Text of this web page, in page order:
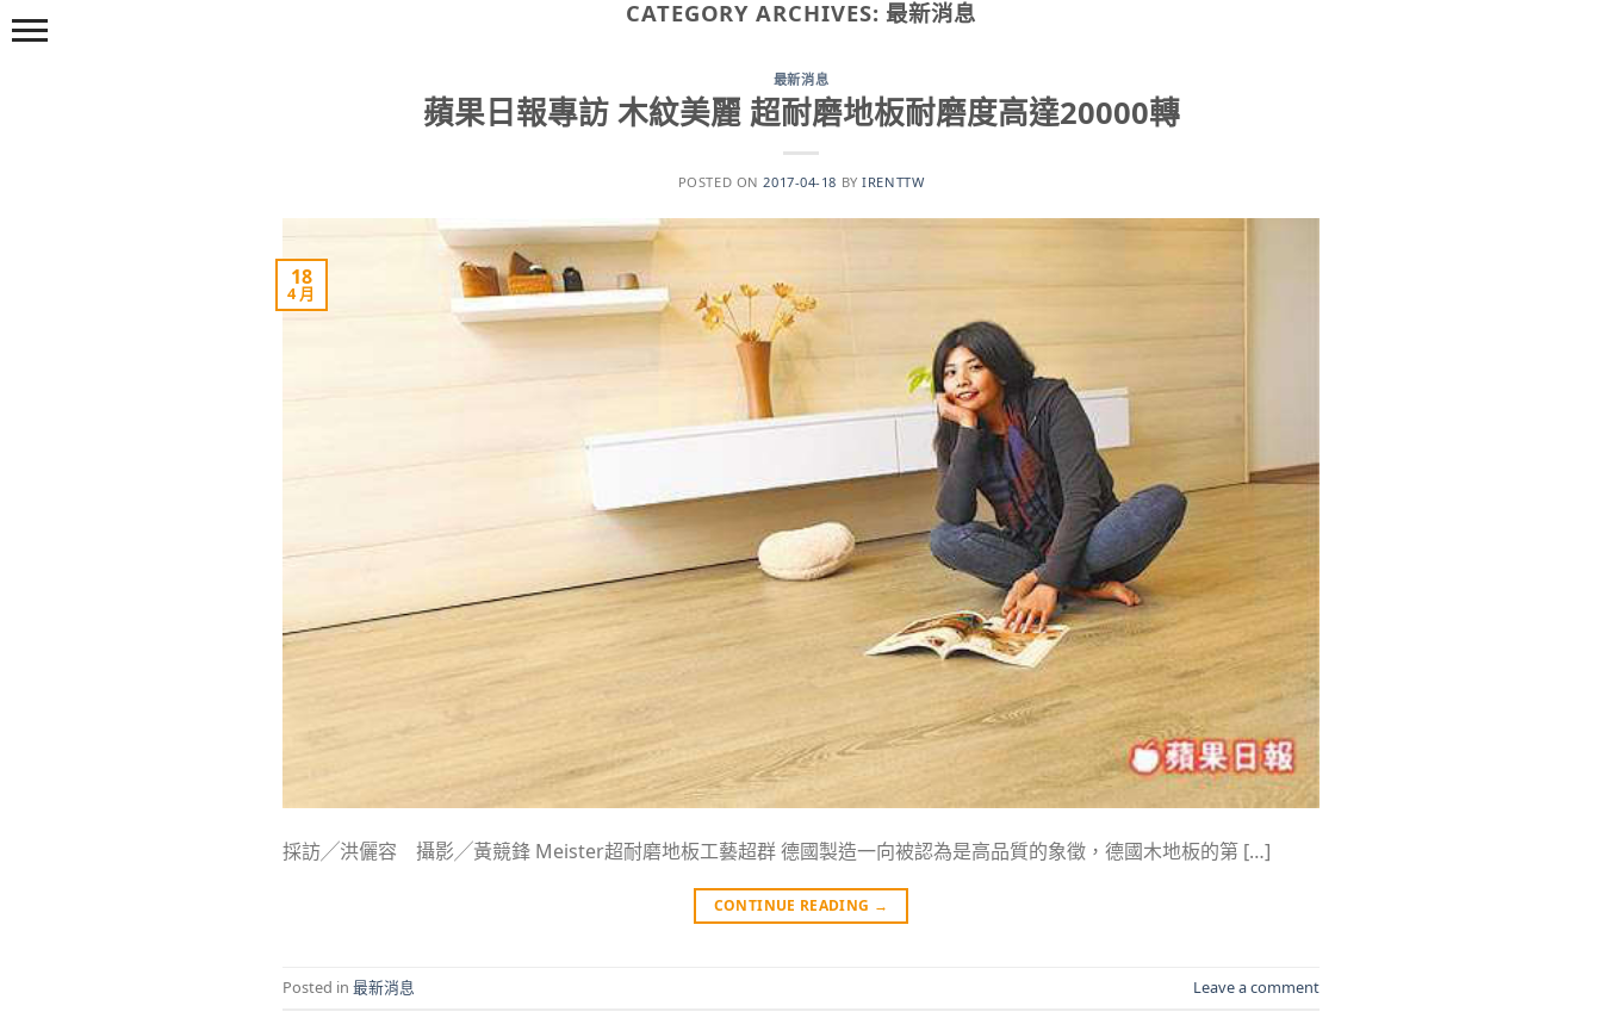
Skip
to
CATEGORY ARCHIVES: 最新消息
最新消息
蘋果日報專訪 木紋美麗 超耐磨地板耐磨度高達20000轉
POSTED ON 2017-04-18 BYIRENTTW
18
4 月
採訪╱洪儷容 攝影╱黃競鋒 Meister超耐磨地板工藝超群 德國製造一向被認為是高品質的象徵，德國木地板的第 […]
CONTINUE READING →
Posted in 最新消息 Leave a comment